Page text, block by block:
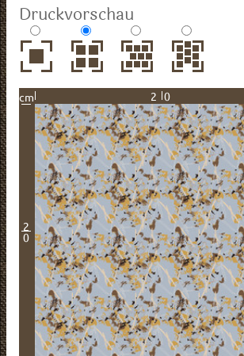
Druckvorschau
cm 20
2
0